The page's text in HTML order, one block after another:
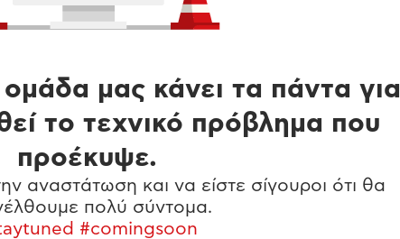
μας κάνει τα πάντα για
το τεχνικό πρόβλημα που
προέκυψε.
αναστάτωση και να είστε σίγουροι ότι θα
πολύ σύντομα.
#comingsoon